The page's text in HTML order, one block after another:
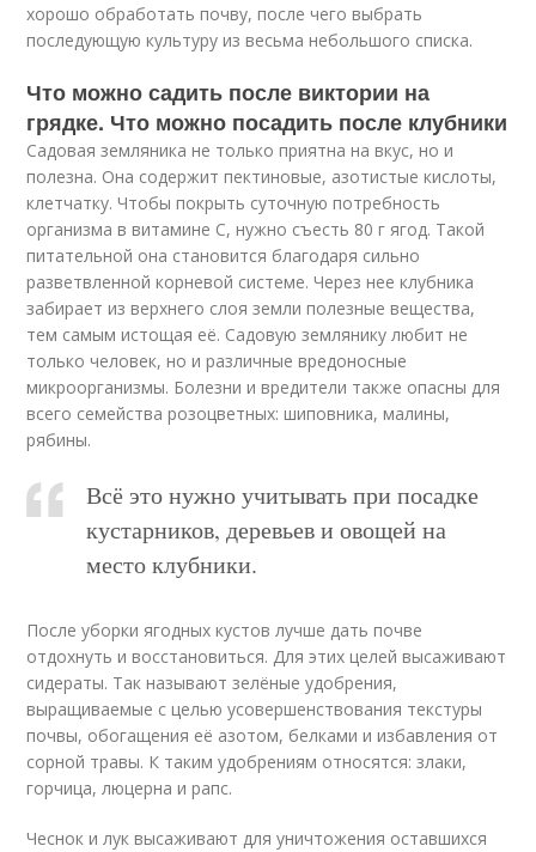
хорошо обработать почву, после чего выбрать
последующую культуру из весьма небольшого списка.
Что можно садить после виктории на
грядке. Что можно посадить после клубники
Садовая земляника не только приятна на вкус, но и
полезна. Она содержит пектиновые, азотистые кислоты,
клетчатку. Чтобы покрыть суточную потребность
организма в витамине С, нужно съесть 80 г ягод. Такой
питательной она становится благодаря сильно
разветвленной корневой системе. Через нее клубника
забирает из верхнего слоя земли полезные вещества,
тем самым истощая её. Садовую землянику любит не
только человек, но и различные вредоносные
микроорганизмы. Болезни и вредители также опасны для
всего семейства розоцветных: шиповника, малины,
рябины.
Всё это нужно учитывать при посадке
кустарников, деревьев и овощей на
место клубники.
После уборки ягодных кустов лучше дать почве
отдохнуть и восстановиться. Для этих целей высаживают
сидераты. Так называют зелёные удобрения,
выращиваемые с целью усовершенствования текстуры
почвы, обогащения её азотом, белками и избавления от
сорной травы. К таким удобрениям относятся: злаки,
горчица, люцерна и рапс.
Чеснок и лук высаживают для уничтожения оставшихся